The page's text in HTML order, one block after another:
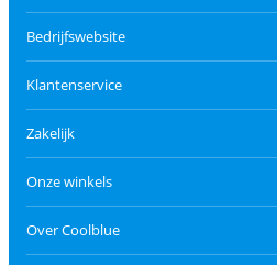
Bedrijfswebsite
Klantenservice
Zakelijk
Onze winkels
Over Coolblue